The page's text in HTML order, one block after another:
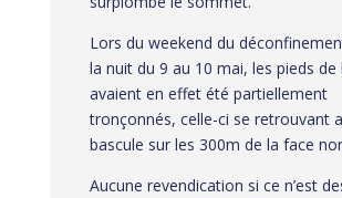
Lors du weekend du
la nuit du 9 au 10 mai, les pieds de
avaient en effet été partiellement
tronçonnés, celle-ci se retrouvant
bascule sur les 300m de la face
Aucune revendication si ce n’est